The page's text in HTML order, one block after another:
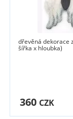
dřevěná dekorace
šířka x hloubka)
360 CZK